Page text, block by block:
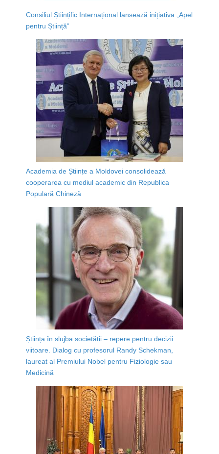
Consiliul Științific Internațional lansează inițiativa „Apel
pentru Știință”
Academia de Științe a Moldovei consolidează
cooperarea cu mediul academic din Republica
Populară Chineză
Știința în slujba societății – repere pentru decizii
viitoare. Dialog cu profesorul Randy Schekman,
laureat al Premiului Nobel pentru Fiziologie sau
Medicină